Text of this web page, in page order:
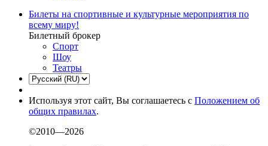
Билеты на спортивные и культурные мероприятия по
всему миру!
Билетный брокер
Спорт
Шоу
Театры
Используя этот сайт, Вы соглашаетесь с Положением об
общих правилах.
©2010—2026